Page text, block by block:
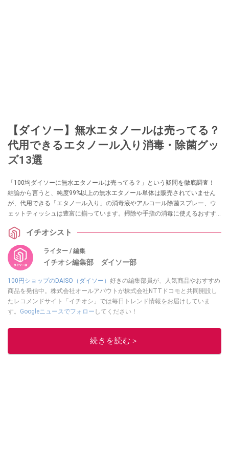
【ダイソー】無水エタノールは売ってる？
代用できるエタノール入り消毒・除菌グッ
ズ13選
「100均ダイソーに無水エタノールは売ってる？」という疑問を徹底調査！
結論から言うと、純度99%以上の無水エタノール単体は販売されていません
が、代用できる「エタノール入り」の消毒液やアルコール除菌スプレー、ウ
ェットティッシュは豊富に揃っています。掃除や手指の消毒に使えるおすす
イチオシスト
ライター / 編集
イチオシ編集部 ダイソー部
100円ショップのDAISO（ダイソー） 好きの編集部員が、人気商品やおすすめ
商品を発信中。株式会社オールアバウトが株式会社NTTドコモと共同開設し
たレコメンドサイト「イチオシ」では毎日トレンド情報をお届けしていま
す。 Googleニュースでフォロー してください！
このイチオシストの他の記事を読む
続きを読む＞